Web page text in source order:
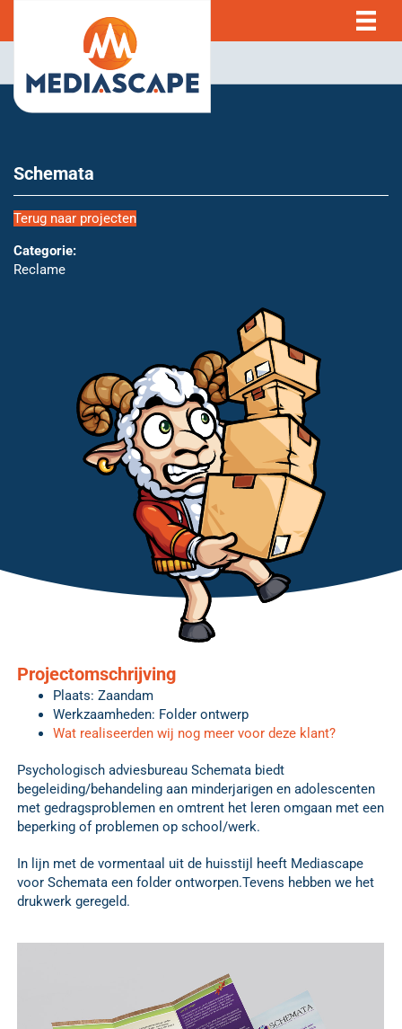
Schemata
Terug naar projecten
Categorie:
Reclame
Projectomschrijving
Plaats: Zaandam
Werkzaamheden: Folder ontwerp
Wat realiseerden wij nog meer voor deze klant?
Psychologisch adviesbureau Schemata biedt
begeleiding/behandeling aan minderjarigen en adolescenten
met gedragsproblemen en omtrent het leren omgaan met een
beperking of problemen op school/werk.
In lijn met de vormentaal uit de huisstijl heeft Mediascape
voor Schemata een folder ontworpen.Tevens hebben we het
drukwerk geregeld.